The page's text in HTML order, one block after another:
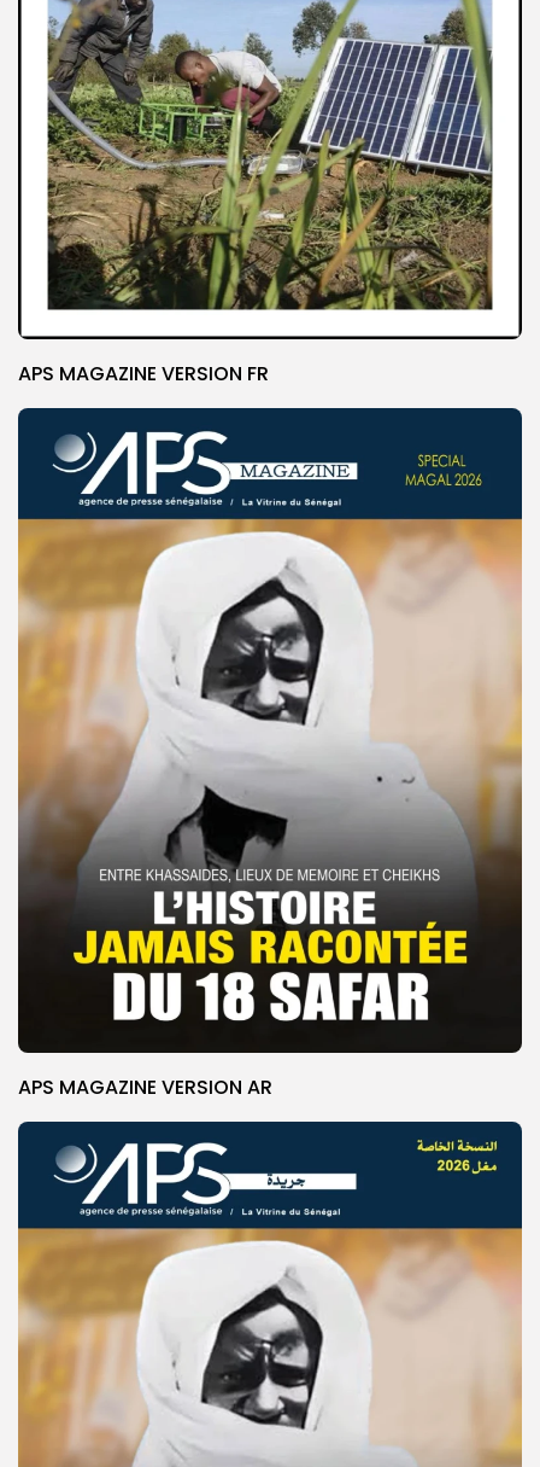
APS MAGAZINE VERSION FR
APS MAGAZINE VERSION AR